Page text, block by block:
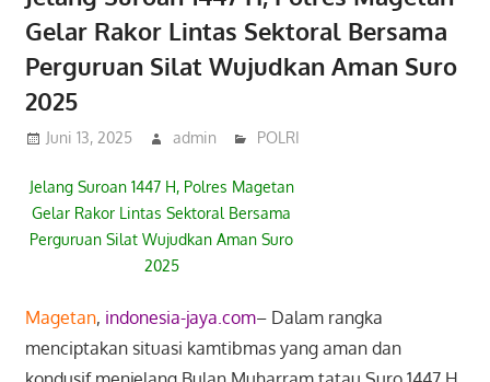
Gelar Rakor Lintas Sektoral Bersama
Perguruan Silat Wujudkan Aman Suro
2025
Juni 13, 2025 admin POLRI
Jelang Suroan 1447 H, Polres Magetan
Gelar Rakor Lintas Sektoral Bersama
Perguruan Silat Wujudkan Aman Suro
2025
Magetan, indonesia-jaya.com– Dalam rangka
menciptakan situasi kamtibmas yang aman dan